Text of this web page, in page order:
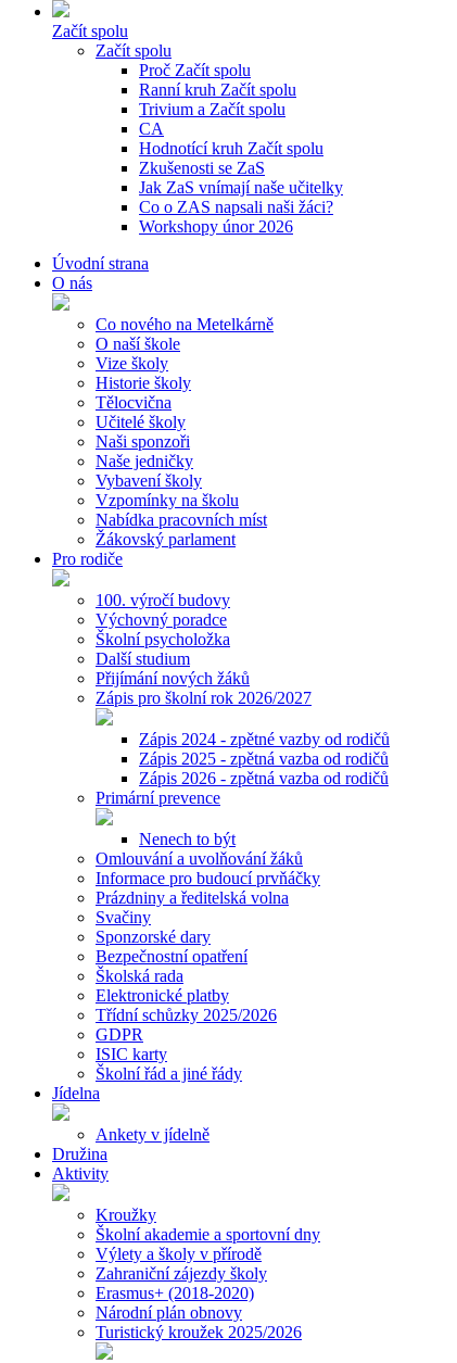
Začít spolu
Začít spolu
Proč Začít spolu
Ranní kruh Začít spolu
Trivium a Začít spolu
CA
Hodnotící kruh Začít spolu
Zkušenosti se ZaS
Jak ZaS vnímají naše učitelky
Co o ZAS napsali naši žáci?
Workshopy únor 2026
Úvodní strana
O nás
Co nového na Metelkárně
O naší škole
Vize školy
Historie školy
Tělocvična
Učitelé školy
Naši sponzoři
Naše jedničky
Vybavení školy
Vzpomínky na školu
Nabídka pracovních míst
Žákovský parlament
Pro rodiče
100. výročí budovy
Výchovný poradce
Školní psycholožka
Další studium
Přijímání nových žáků
Zápis pro školní rok 2026/2027
Zápis 2024 - zpětné vazby od rodičů
Zápis 2025 - zpětná vazba od rodičů
Zápis 2026 - zpětná vazba od rodičů
Primární prevence
Nenech to být
Omlouvání a uvolňování žáků
Informace pro budoucí prvňáčky
Prázdniny a ředitelská volna
Svačiny
Sponzorské dary
Bezpečnostní opatření
Školská rada
Elektronické platby
Třídní schůzky 2025/2026
GDPR
ISIC karty
Školní řád a jiné řády
Jídelna
Ankety v jídelně
Družina
Aktivity
Kroužky
Školní akademie a sportovní dny
Výlety a školy v přírodě
Zahraniční zájezdy školy
Erasmus+ (2018-2020)
Národní plán obnovy
Turistický kroužek 2025/2026